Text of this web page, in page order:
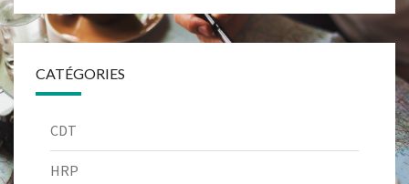
CATÉGORIES
CDT
HRP